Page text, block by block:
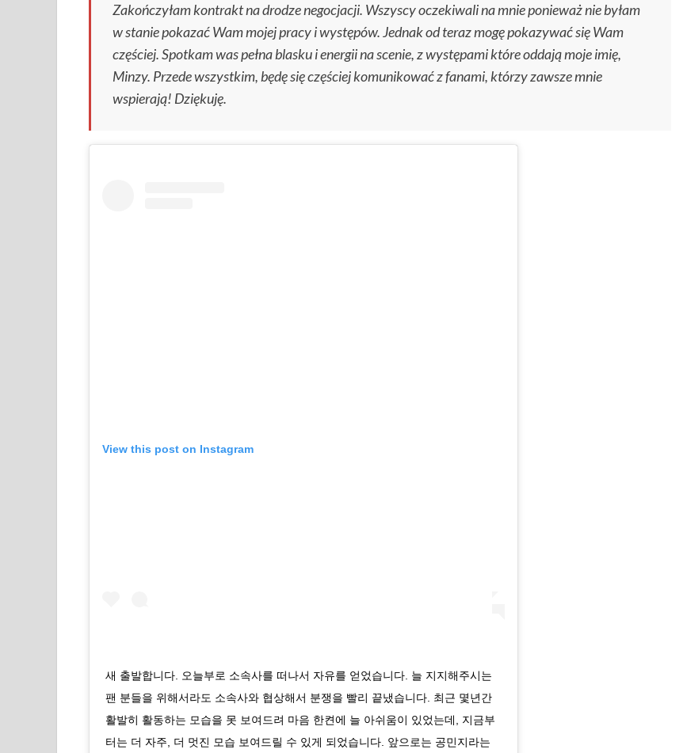
Zakończyłam kontrakt na drodze negocjacji. Wszyscy oczekiwali na mnie ponieważ nie byłam
w stanie pokazać Wam mojej pracy i występów. Jednak od teraz mogę pokazywać się Wam
częściej. Spotkam was pełna blasku i energii na scenie, z występami które oddają moje imię,
Minzy. Przede wszystkim, będę się częściej komunikować z fanami, którzy zawsze mnie
wspierają! Dziękuję.
View this post on Instagram
새 출발합니다. 오늘부로 소속사를 떠나서 자유를 얻었습니다. 늘 지지해주시는
팬 분들을 위해서라도 소속사와 협상해서 분쟁을 빨리 끝냈습니다. 최근 몇년간
활발히 활동하는 모습을 못 보여드려 마음 한켠에 늘 아쉬움이 있었는데, 지금부
터는 더 자주, 더 멋진 모습 보여드릴 수 있게 되었습니다. 앞으로는 공민지라는